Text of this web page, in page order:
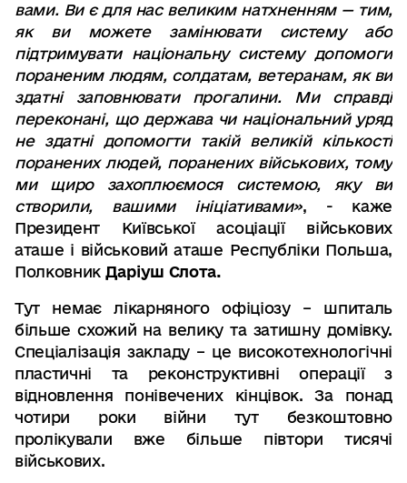
вами. Ви є для нас великим натхненням — тим,
як ви можете замінювати систему або
підтримувати національну систему допомоги
пораненим людям, солдатам, ветеранам, як ви
здатні заповнювати прогалини. Ми справді
переконані, що держава чи національний уряд
не здатні допомогти такій великій кількості
поранених людей, поранених військових, тому
ми щиро захоплюємося системою, яку ви
створили, вашими ініціативами», - каже
Президент Київської асоціації військових
аташе і військовий аташе Республіки Польша,
Полковник Даріуш Слота.
Тут немає лікарняного офіціозу – шпиталь
більше схожий на велику та затишну домівку.
Спеціалізація закладу – це високотехнологічні
пластичні та реконструктивні операції з
відновлення понівечених кінцівок. За понад
чотири роки війни тут безкоштовно
пролікували вже більше півтори тисячі
військових.